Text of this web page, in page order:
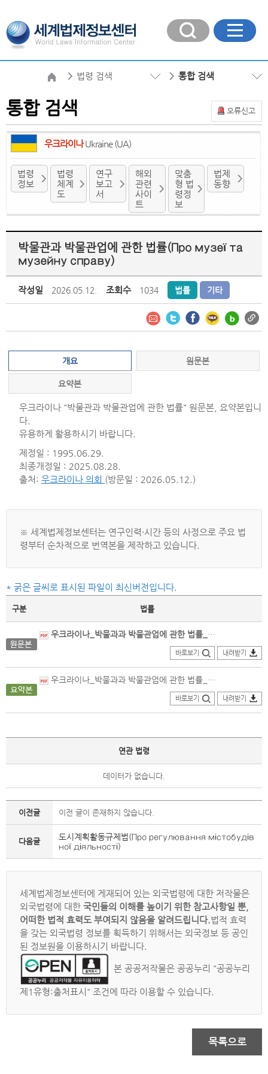
법령 검색 통합 검색
오류신고
통합 검색
우크라이나Ukraine (UA)
법령
정보
법령
체계
도
연구
보고
서
해외
관련
사이
트
맞춤
형 법
령정
보
법제
동향
박물관과 박물관업에 관한 법률(Про музеї та
музейну справу)
작성일 2026.05.12. 조회수 1034 법률 기타
개요 원문본
요약본
우크라이나 "박물관과 박물관업에 관한 법률" 원문본, 요약본입니
다.
유용하게 활용하시기 바랍니다.
제정일 : 1995.06.29.
최종개정일 : 2025.08.28.
출처: 우크라이나 의회 (방문일 : 2026.05.12.)
※ 세계법제정보센터는 연구인력·시간 등의 사정으로 주요 법
령부터 순차적으로 번역본을 제작하고 있습니다.
* 굵은 글씨로 표시된 파일이 최신버전입니다.
구분 법률
우크라이나_박물과과 박물관업에 관한 법률_원문본(2025.08.28.개정).pdf
바로보기 내려받기
우크라이나_박물과과 박물관업에 관한 법률_원문본(1995.06.29.제정).pdf
바로보기 내려받기
연관 법령
데이터가 없습니다.
이전글 이전 글이 존재하지 않습니다.
다음글
도시계획활동규제법(Про регулювання містобудів
ної діяльності)
세계법제정보센터에 게재되어 있는 외국법령에 대한 저작물은
외국법령에 대한 국민들의 이해를 높이기 위한 참고사항일 뿐,
어떠한 법적 효력도 부여되지 않음을 알려드립니다.법적 효력
을 갖는 외국법령 정보를 획득하기 위해서는 외국정보 등 공인
된 정보원을 이용하시기 바랍니다.
본 공공저작물은 공공누리 "공공누리
제1유형:출처표시" 조건에 따라 이용할 수 있습니다.
목록으로